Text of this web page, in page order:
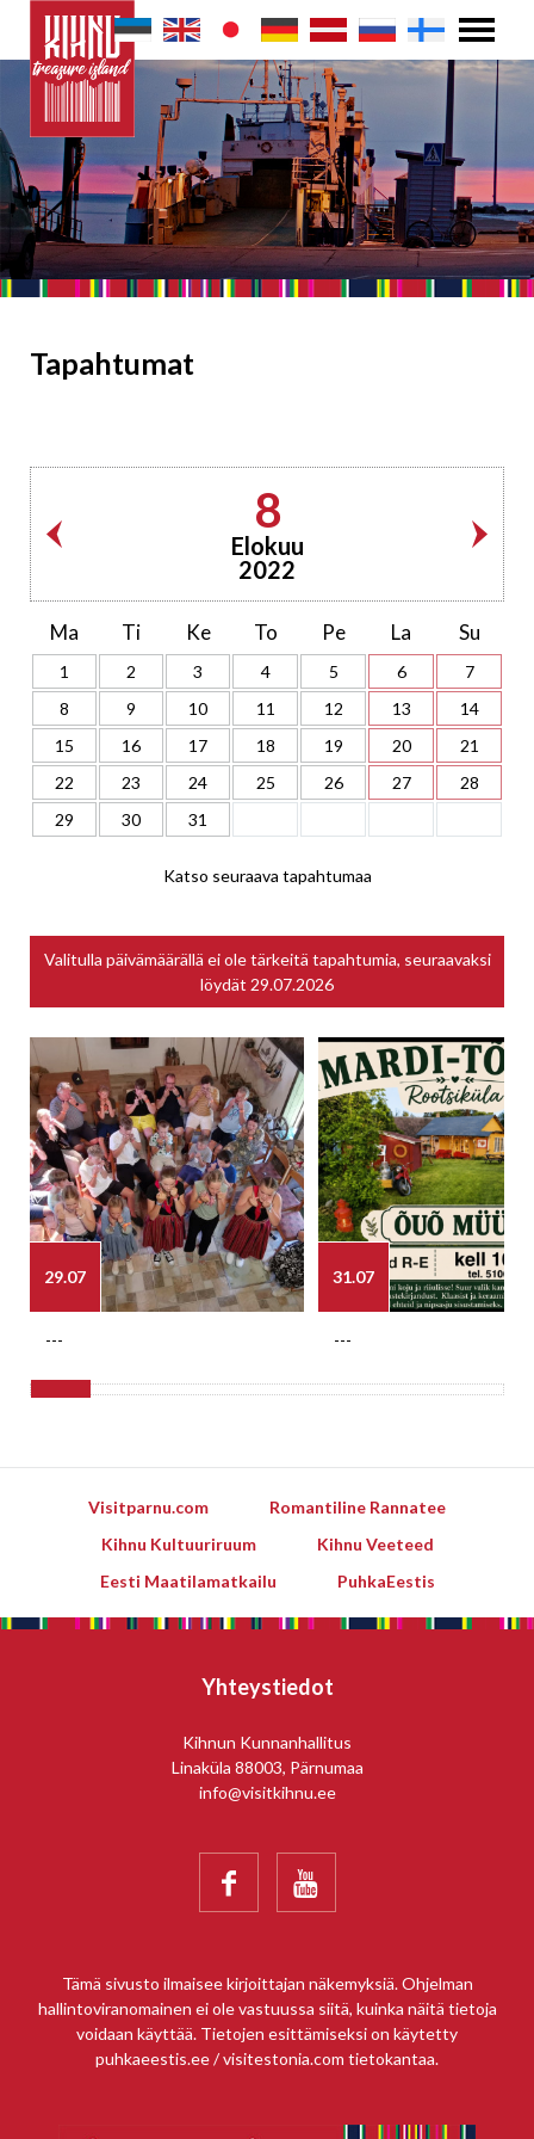
Tapahtumat
8
Elokuu
2022
Ma Ti Ke To Pe La Su
1 2 3 4 5 6
7
8
9 10 11 12 13
14
15
16 17 18 19 20
21
22
23 24 25 26 27
28
29
30 31
Katso seuraava tapahtumaa
Valitulla päivämäärällä ei ole tärkeitä tapahtumia, seuraavaksi
löydät 29.07.2026
29.07
---
31.07
---
Visitparnu.com
Romantiline Rannatee
Kihnu Kultuuriruum
Kihnu Veeteed
Eesti Maatilamatkailu
PuhkaEestis
Yhteystiedot
Kihnun Kunnanhallitus
Linaküla 88003, Pärnumaa
info@visitkihnu.ee
 
Tämä sivusto ilmaisee kirjoittajan näkemyksiä. Ohjelman
hallintoviranomainen ei ole vastuussa siitä, kuinka näitä tietoja
voidaan käyttää. Tietojen esittämiseksi on käytetty
puhkaeestis.ee / visitestonia.com tietokantaa.